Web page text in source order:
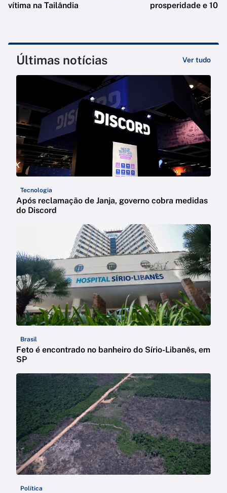
vítima na Tailândia
prosperidade e 10
Últimas notícias Ver tudo
Tecnologia
Após reclamação de Janja, governo cobra medidas
do Discord
Brasil
Feto é encontrado no banheiro do Sírio-Libanês, em
SP
Política